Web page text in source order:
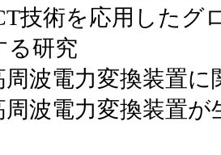
技術を応用した
る研究
周波電力変換装置
周波電力変換装置